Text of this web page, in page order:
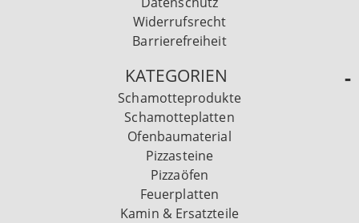
Widerrufsrecht
Barrierefreiheit
KATEGORIEN
Schamotteprodukte
Schamotteplatten
Ofenbaumaterial
Pizzasteine
Pizzaöfen
Feuerplatten
Kamin & Ersatzteile